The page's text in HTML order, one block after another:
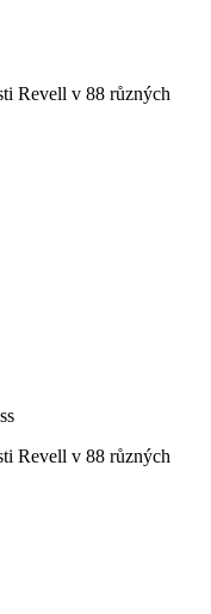
Revell v 88 různých
Revell v 88 různých